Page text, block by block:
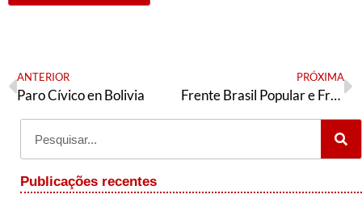
ANTERIOR
Paro Cívico en Bolivia
PRÓXIMA
Frente Brasil Popular e Frente Povo Sem Medo acordam prioridades de mobilização e organização pós-eleitoral
Publicações recentes